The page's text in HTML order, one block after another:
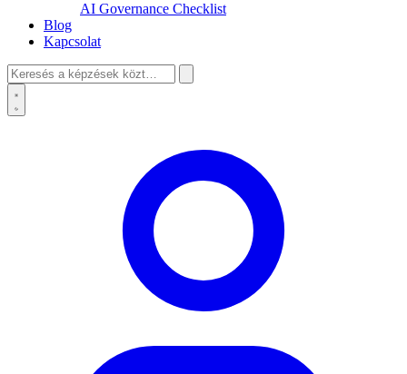
AI Governance Checklist
Blog
Kapcsolat